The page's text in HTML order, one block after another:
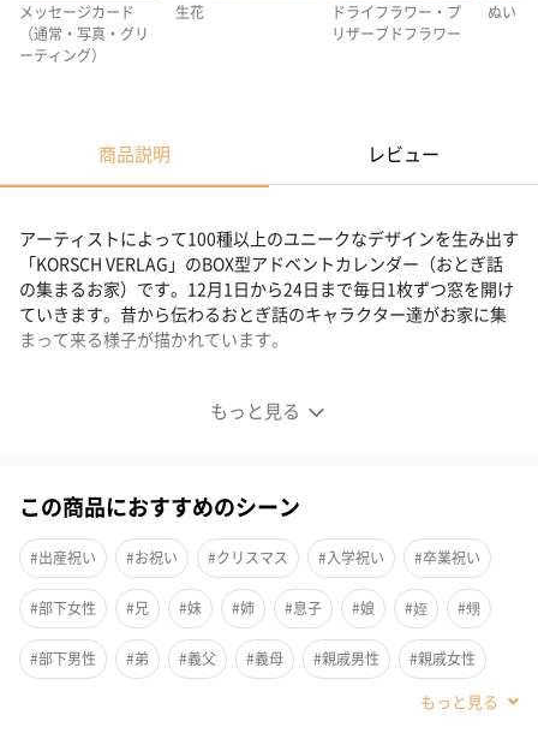
メッセージカード
（通常・写真・グリ
ーティング）
生花
ドライフラワー・プ
リザーブドフラワー
ぬいぐ
商品説明 レビュー
もっと見る
アーティストによって100種以上のユニークなデザインを生み出す
「KORSCH VERLAG」のBOX型アドベントカレンダー（おとぎ話
の集まるお家）です。12月1日から24日まで毎日1枚ずつ窓を開け
ていきます。昔から伝わるおとぎ話のキャラクター達がお家に集
まって来る様子が描かれています。
おとぎ話をテーマにしたBOX型アドベントカレンダー
この商品におすすめのシーン
#出産祝い #お祝い #クリスマス #入学祝い #卒業祝い
#部下女性 #兄 #妹 #姉 #息子 #娘 #姪 #甥
#部下男性 #弟 #義父 #義母 #親戚男性 #親戚女性
#女子高校生